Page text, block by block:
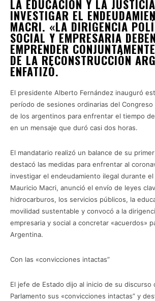
LA EDUCACIÓN Y LA
INVESTIGAR EL
MACRI. «LA DIRIGENCIA
SOCIAL Y EMPRESARIA DEBEN
EMPRENDER
DE LA RECONSTRUCCIÓN
ENFATIZÓ.
El presidente Alberto Fernández inauguró
período de sesiones ordinarias del Congreso
de los argentinos para enfrentar el tiempo
en un mensaje que duró casi dos horas.
El mandatario realizó un balance de su
destacó las medidas para enfrentar al
investigar el endeudamiento ilegal durante
Mauricio Macri, anunció el envío de leyes
hidrocarburos, los servicios públicos, la
movilidad sustentable y convocó a la
empresaria y social a concretar «acuerdos»
Argentina.
Con las «convicciones intactas”
El jefe de Estado dijo al inicio de su discurso
Parlamento sus «convicciones intactas” y